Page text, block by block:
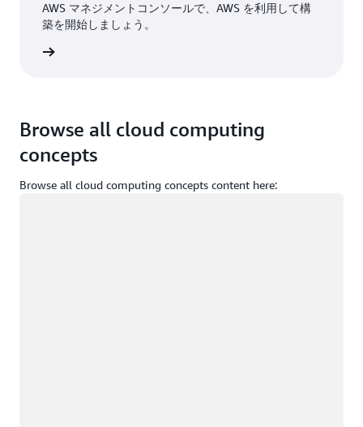
AWS マネジメントコンソールで、AWS を利用して構
築を開始しましょう。
Browse all cloud computing
concepts
Browse all cloud computing concepts content here: